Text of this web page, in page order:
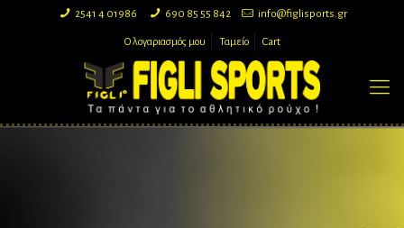
2541 4 01986 690 85 55 842 info@figlisports.gr
Ο λογαριασμός μου Ταμείο Cart